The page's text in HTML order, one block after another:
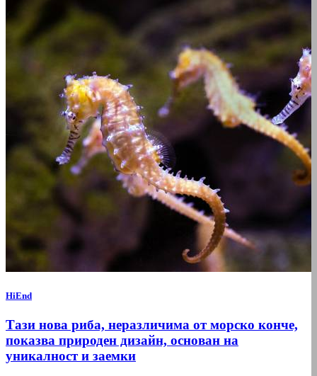
HiEnd
Тази нова риба, неразличима от морско конче,
показва природен дизайн, основан на
уникалност и заемки